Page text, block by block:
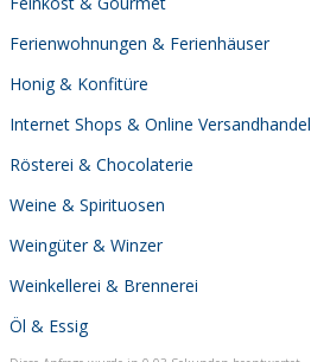
Ferienwohnungen & Ferienhäuser
Honig & Konfitüre
Internet Shops & Online Versandhandel
Rösterei & Chocolaterie
Weine & Spirituosen
Weingüter & Winzer
Weinkellerei & Brennerei
Öl & Essig